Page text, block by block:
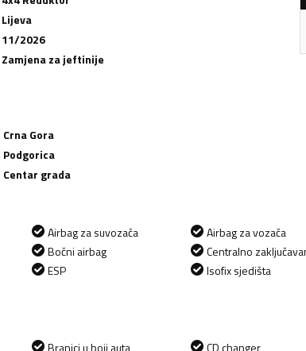
Lijeva
11/2026
Zamjena za jeftinije
Crna Gora
Podgorica
Centar grada
Airbag za suvozača
Bočni airbag
ESP
Airbag za vozača
Centralno
Isofix sjedišta
Branici u boji auta
CD changer